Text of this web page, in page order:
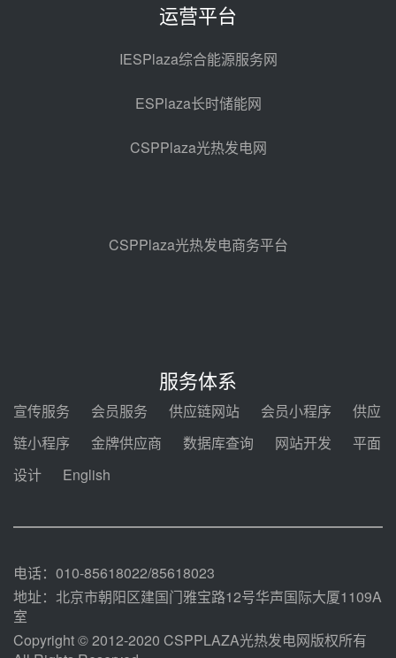
光热示范电站二列蒸汽发生器设备
亚核阀业中标天山北麓100MW光
热发电工程EPC总承包项目熔盐截
止阀、熔盐三偏心蝶阀采购
08-05 17:15
包项目熔盐介质超声波流量计采购
08-05 17:09
电机组灵活性改造项目三元液态盐
采购合同
迪尔化工预中标华能西安热工院
2026-2029年熔盐介质框架协议
100MW光热项目机组调试及性能
运营平台
IESPlaza综合能源服务网
ESPlaza长时储能网
CSPPlaza光热发电网
CSPPlaza光热发电商务平台
服务体系
宣传服务 会员服务 供应链网站 会员小程序
供应
链小程序
金牌供应商 数据库查询 网站开发
平面
设计
English
电话：010-85618022/85618023
地址：北京市朝阳区建国门雅宝路12号华声国际大厦1109A
室
Copyright © 2012-2020 CSPPLAZA光热发电网版权所有